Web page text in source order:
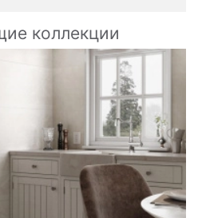
коллекции